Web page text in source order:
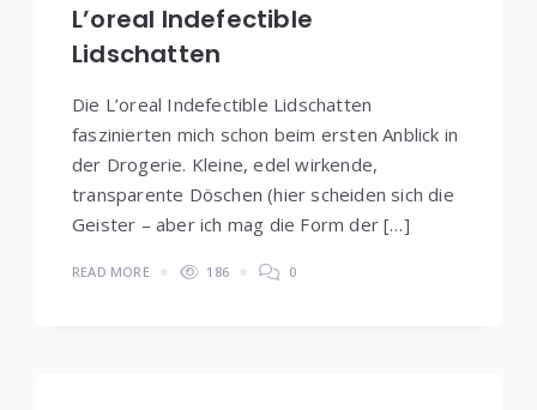
L’oreal Indefectible
Lidschatten
Die L’oreal Indefectible Lidschatten
faszinierten mich schon beim ersten Anblick in
der Drogerie. Kleine, edel wirkende,
transparente Döschen (hier scheiden sich die
Geister – aber ich mag die Form der […]
READ MORE 186 0